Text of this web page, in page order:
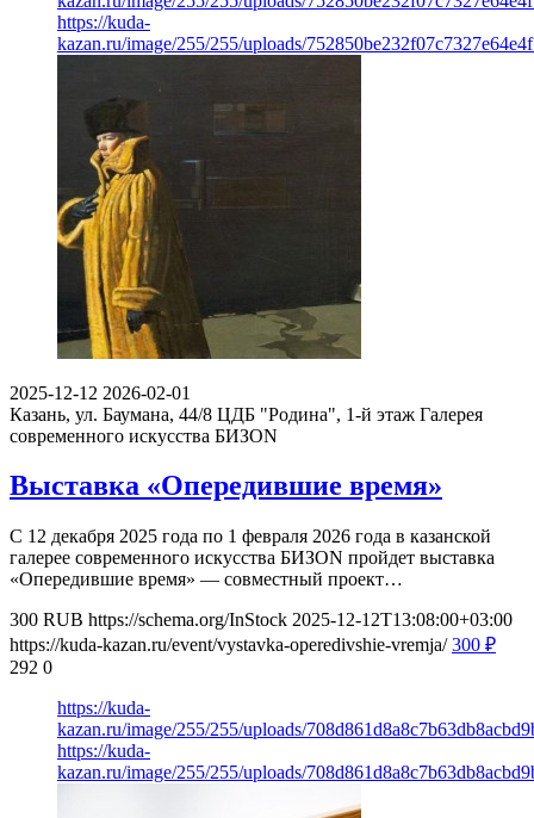
https://kuda-
kazan.ru/image/255/255/uploads/
2025-12-12 2026-02-01
Казань, ул. Баумана, 44/8 ЦДБ "Родина", 1-й этаж Галерея
современного искусства БИЗОN
Выставка «Опередившие время»
С 12 декабря 2025 года по 1 февраля 2026 года в казанской
галерее современного искусства БИЗОN пройдет выставка
«Опередившие время» — совместный проект…
300 RUB https://schema.org/InStock 2025-12-12T13:08:00+03:00
https://kuda-kazan.ru/event/vystavka-operedivshie-vremja/ 300 ₽
292 0
https://kuda-
kazan.ru/image/255/255/uploads/
https://kuda-
kazan.ru/image/255/255/uploads/